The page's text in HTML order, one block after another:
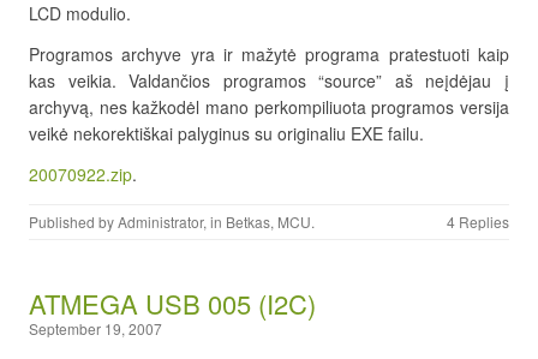
LCD modulio.
Programos archyve yra ir mažytė programa pratestuoti kaip
kas veikia. Valdančios programos “source” aš neįdėjau į
archyvą, nes kažkodėl mano perkompiliuota programos versija
veikė nekorektiškai palyginus su originaliu EXE failu.
20070922.zip.
Published byAdministrator, in Betkas, MCU. 4 Replies
ATMEGA USB 005 (I2C)
September 19, 2007